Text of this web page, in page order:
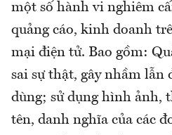
một số hành vi nghiêm
quảng cáo, kinh doanh
mại điện tử. Bao gồm:
sai sự thật, gây nhầm lẫn
dùng; sử dụng hình ảnh,
tên, danh nghĩa của các